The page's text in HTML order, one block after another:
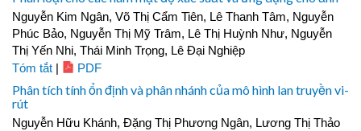
Nguyễn Kim Ngân, Võ Thị Cẩm Tiên, Lê Thanh Tâm, Nguyễn
Phúc Bảo, Nguyễn Thị Mỹ Trâm, Lê Thị Huỳnh Như, Nguyễn
Thị Yến Nhi, Thái Minh Trọng, Lê Đại Nghiệp
Tóm tắt | PDF
Phân tích tính ổn định và phân nhánh của mô hình lan truyền vi-
rút
Nguyễn Hữu Khánh, Đặng Thị Phương Ngân, Lương Thị Thảo